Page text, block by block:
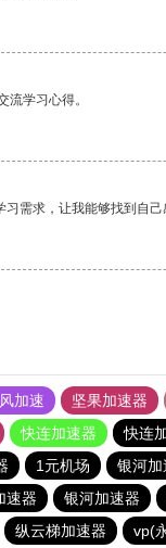
学习心得。
需求，让我能够找到自己
加速 坚果加速器
快连加速器 快连
1元机场 银河加
速器 银河加速器
纵云梯加速器 vp(